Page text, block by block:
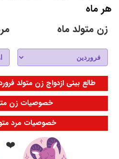
هر ماه
زن متولد ماه
طالع بینی ازدواج زن متولد
خصوصیات زن
خصوصیات مرد
❤️